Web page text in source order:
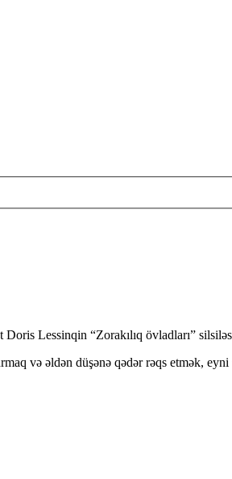
Lessinqin “Zorakılıq övladları”
və əldən düşənə qədər rəqs etmək, eyni